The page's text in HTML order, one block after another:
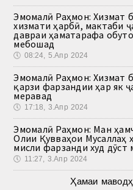
Эмомалӣ Раҳмон: Хизмат
хизмати ҳарбӣ, мактаби
давраи ҳаматарафа
мебошад
🕔 08:24, 5.Апр 2024
Эмомалӣ Раҳмон: Хизмат
қарзи фарзандии ҳар як
меравад
🕔 17:18, 3.Апр 2024
Эмомалӣ Раҳмон: Ман
Олии Қувваҳои Мусаллаҳ
мисли фарзанди худ дӯст
🕔 11:27, 3.Апр 2024
Ҳамаи